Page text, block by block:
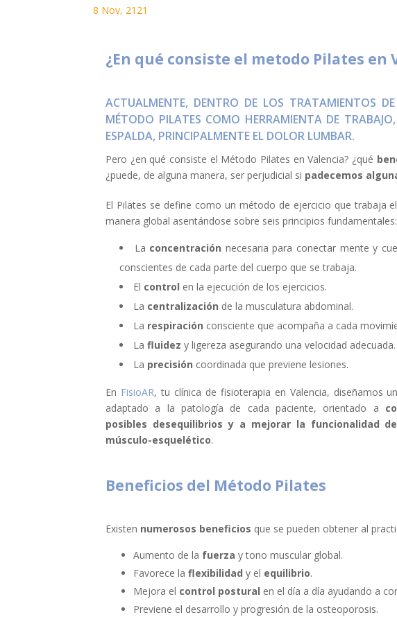
8 Nov, 2121
¿En qué consiste el metodo Pilates en
ACTUALMENTE, DENTRO DE LOS TRATAMIENTOS
MÉTODO PILATES COMO HERRAMIENTA DE
ESPALDA, PRINCIPALMENTE EL DOLOR LUMBAR.
Pero ¿en qué consiste el Método Pilates en Valencia? ¿qué
¿puede, de alguna manera, ser perjudicial si padecemos
El Pilates se define como un método de ejercicio que trabaja
manera global asentándose sobre seis principios fundamentales:
La concentración necesaria para conectar mente y
conscientes de cada parte del cuerpo que se trabaja.
El control en la ejecución de los ejercicios.
La centralización de la musculatura abdominal.
La respiración consciente que acompaña a cada
La fluidez y ligereza asegurando una velocidad adecuada.
La precisión coordinada que previene lesiones.
En FisioAR, tu clínica de fisioterapia en Valencia, diseñamos
adaptado a la patología de cada paciente, orientado a
posibles desequilibrios y a mejorar la funcionalidad
músculo-esquelético.
Beneficios del Método Pilates
Existen numerosos beneficios que se pueden obtener al
Aumento de la fuerza y tono muscular global.
Favorece la flexibilidad y el equilibrio.
Mejora el control postural en el día a día ayudando a
Previene el desarrollo y progresión de la osteoporosis.